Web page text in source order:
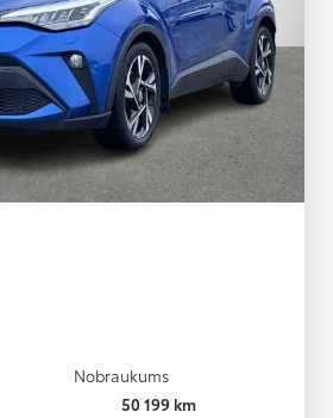
Nobraukums
50 199 km